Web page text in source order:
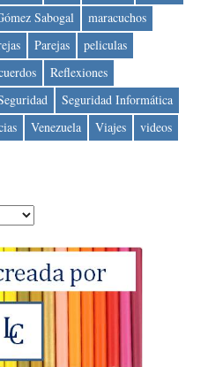
Sabogal
maracuchos
Parejas
peliculas
Reflexiones
Seguridad Informática
Venezuela Viajes videos